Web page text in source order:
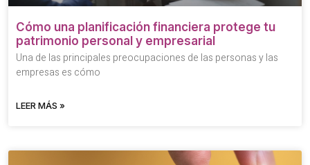
Cómo una planificación financiera protege tu
patrimonio personal y empresarial
Una de las principales preocupaciones de las personas y las
empresas es cómo
LEER MÁS »